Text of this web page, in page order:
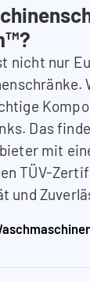
nicht nur
Das
mit
TÜV-
und